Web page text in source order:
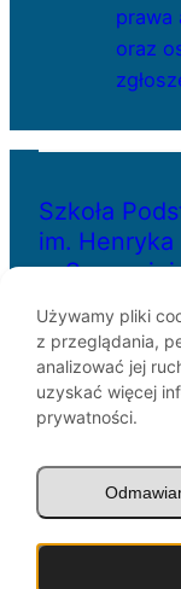
prawa
oraz
Szkoła
im.
w
ul. Bł.
70-262
telefon: 91-
e-mail:
Używamy pliki
z przeglądania,
analizować jej
uzyskać więcej
prywatności.